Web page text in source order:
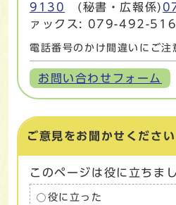
9130
(秘書・広報係)
ァックス: 079-492-
電話番号のかけ間違いにご注
お問い合わせフォーム
ご意見をお聞かせください
このページは役に立ちま
役に立った